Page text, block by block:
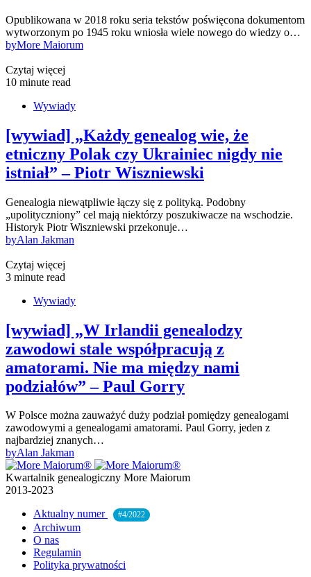
Opublikowana w 2018 roku seria tekstów poświęcona dokumentom
wytworzonym po 1945 roku wniosła wiele nowego do wiedzy o…
byMore Maiorum
Czytaj więcej
10 minute read
Wywiady
[wywiad] „Każdy genealog wie, że
etniczny Polak czy Ukrainiec nigdy nie
istniał” – Piotr Wiszniewski
Genealogia niewątpliwie łączy się z polityką. Podobny
„upolityczniony” cel mają niektórzy poszukiwacze na wschodzie.
Historyk Piotr Wiszniewski przekonuje…
byAlan Jakman
Czytaj więcej
3 minute read
Wywiady
[wywiad] „W Irlandii genealodzy
zawodowi stale współpracują z
amatorami. Nie ma między nami
podziałów” – Paul Gorry
W Polsce można zauważyć duży podział pomiędzy genealogami
zawodowymi a genealogami amatorami. Paul Gorry, jeden z
najbardziej znanych…
byAlan Jakman
Kwartalnik genealogiczny More Maiorum
2013-2023
Aktualny numer
#4/2022
Archiwum
O nas
Regulamin
Polityka prywatności